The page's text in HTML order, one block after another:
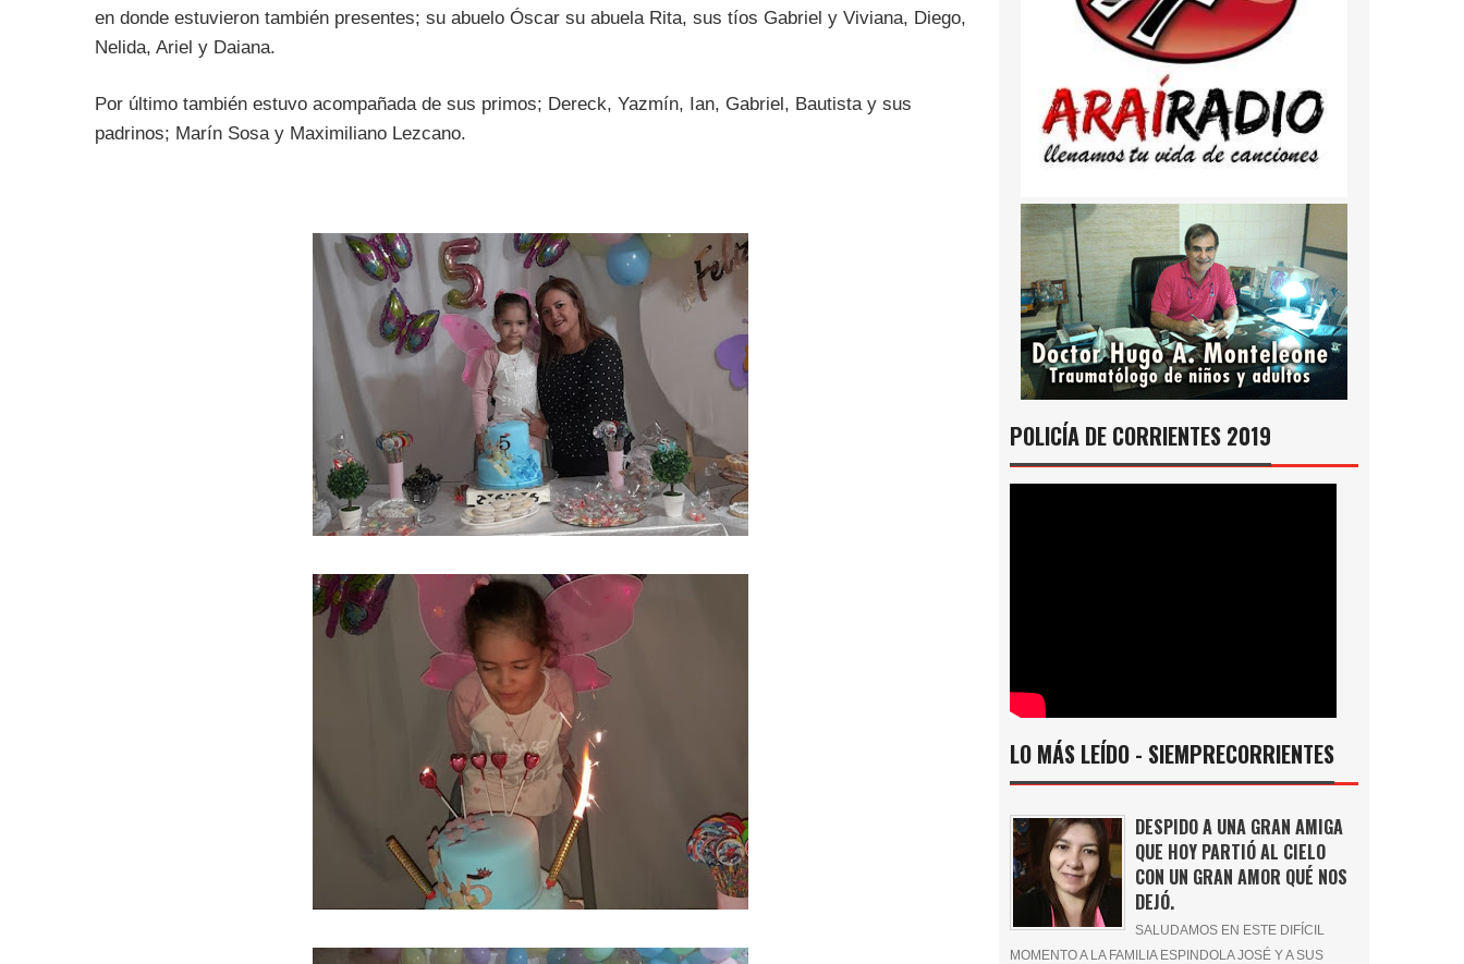
en donde estuvieron también presentes; su abuelo Óscar su abuela Rita, sus tíos Gabriel y Viviana, Diego,
Nelida, Ariel y Daiana.
Por último también estuvo acompañada de sus primos; Dereck, Yazmín, Ian, Gabriel, Bautista y sus
padrinos; Marín Sosa y Maximiliano Lezcano.
POLICÍA DE CORRIENTES 2019
LO MÁS LEÍDO - SIEMPRECORRIENTES
DESPIDO A UNA GRAN AMIGA
QUE HOY PARTIÓ AL CIELO
CON UN GRAN AMOR QUÉ NOS
DEJÓ.
SALUDAMOS EN ESTE DIFÍCIL
MOMENTO A LA FAMILIA ESPINDOLA JOSÉ Y A SUS